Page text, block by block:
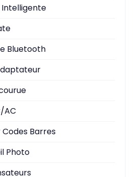
Bluetooth
AC
Barres
Photo